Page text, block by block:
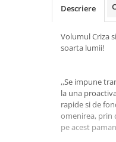
Medicina & Farmacie
Medicina Pentru Toti
Starea de bine
Terapii Alternative
Descriere
Volumul Criza
soarta lumii!
,,Se impune
la una
rapide si de
omenirea, prin
pe acest